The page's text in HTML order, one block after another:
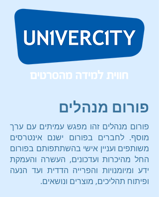
פורום מנהלים
פורום מנהלים זהו מפגש עמיתים עם ערך
מוסף. לחברים בפורום ישנם אינטרסים
משותפים ועניין אישי בהשתתפותם בפורום
החל מהיכרות ועדכונים, העשרה והעמקת
ידע ומיומנויות והפרייה הדדית ועד הנעה
ופיתוח תהליכים, מוצרים ונושאים.